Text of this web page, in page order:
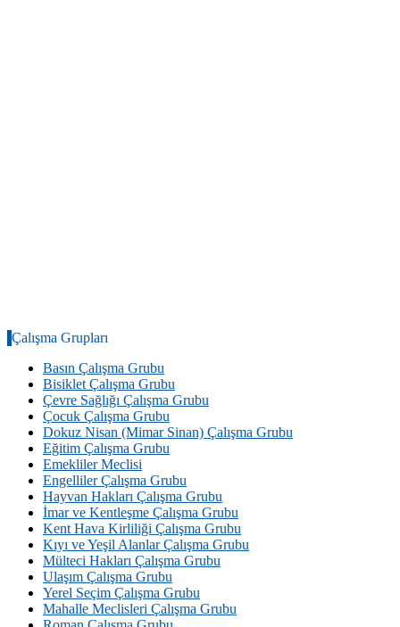
Çalışma Grupları
Basın Çalışma Grubu
Bisiklet Çalışma Grubu
Çevre Sağlığı Çalışma Grubu
Çocuk Çalışma Grubu
Dokuz Nisan (Mimar Sinan) Çalışma Grubu
Eğitim Çalışma Grubu
Emekliler Meclisi
Engelliler Çalışma Grubu
Hayvan Hakları Çalışma Grubu
İmar ve Kentleşme Çalışma Grubu
Kent Hava Kirliliği Çalışma Grubu
Kıyı ve Yeşil Alanlar Çalışma Grubu
Mülteci Hakları Çalışma Grubu
Ulaşım Çalışma Grubu
Yerel Seçim Çalışma Grubu
Mahalle Meclisleri Çalışma Grubu